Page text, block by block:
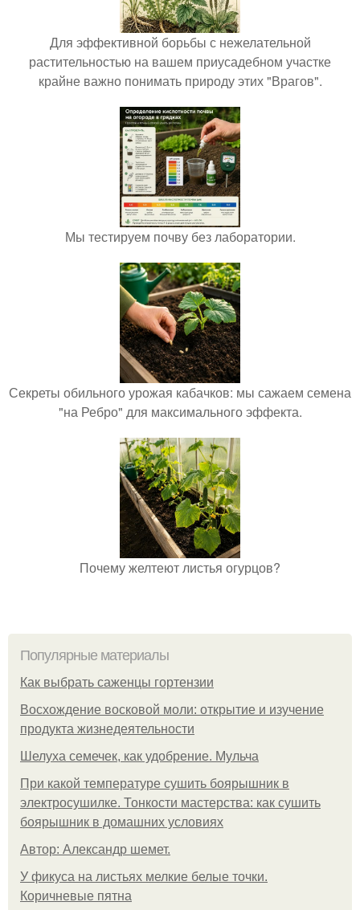
Для эффективной борьбы с нежелательной
растительностью на вашем приусадебном участке
крайне важно понимать природу этих "Врагов".
Мы тестируем почву без лаборатории.
Секреты обильного урожая кабачков: мы сажаем семена
"на Ребро" для максимального эффекта.
Почему желтеют листья огурцов?
Популярные материалы
Как выбрать саженцы гортензии
Восхождение восковой моли: открытие и изучение
продукта жизнедеятельности
Шелуха семечек, как удобрение. Мульча
При какой температуре сушить боярышник в
электросушилке. Тонкости мастерства: как сушить
боярышник в домашних условиях
Автор: Александр шемет.
У фикуса на листьях мелкие белые точки.
Коричневые пятна